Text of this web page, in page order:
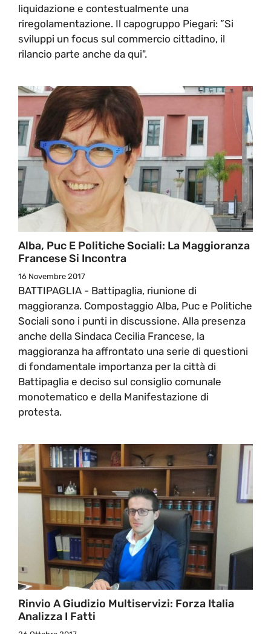
liquidazione e contestualmente una
riregolamentazione. Il capogruppo Piegari: ”Si
sviluppi un focus sul commercio cittadino, il
rilancio parte anche da qui".
Alba, Puc E Politiche Sociali: La Maggioranza
Francese Si Incontra
16 Novembre 2017
BATTIPAGLIA - Battipaglia, riunione di
maggioranza. Compostaggio Alba, Puc e Politiche
Sociali sono i punti in discussione. Alla presenza
anche della Sindaca Cecilia Francese, la
maggioranza ha affrontato una serie di questioni
di fondamentale importanza per la città di
Battipaglia e deciso sul consiglio comunale
monotematico e della Manifestazione di
protesta.
Rinvio A Giudizio Multiservizi: Forza Italia
Analizza I Fatti